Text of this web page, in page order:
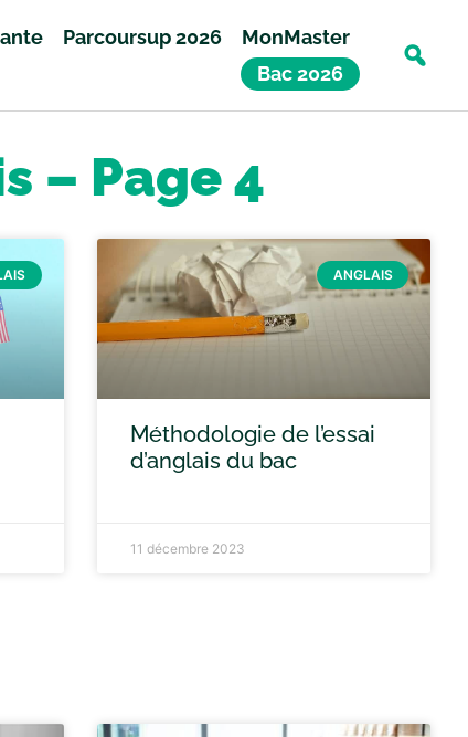
Parcoursup 2026
MonMaster
Bac 2026
– Page 4
ANGLAIS
Méthodologie de l’essai
d’anglais du bac
11 décembre 2023